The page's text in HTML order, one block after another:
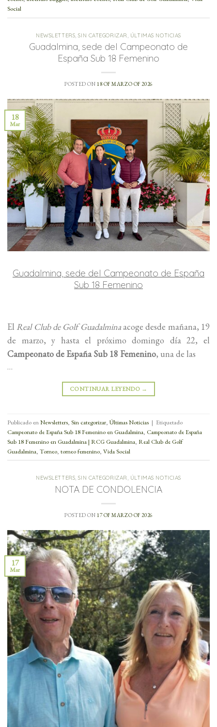
Social
NEWSLETTERS ,SIN CATEGORIZAR ÚLTIMAS NOTICIAS
Guadalmina, sede del Campeonato de
España Sub 18 Femenino
POSTED ON 18 OF MARZO OF 2026
18
Mar
Guadalmina, sede del Campeonato de España
Sub 18 Femenino
El Real Club de Golf Guadalminaacoge desde mañana, 19
de marzo, y hasta el próximo domingo día 22, el
Campeonato de España Sub 18 Femenino, una de las
…
CONTINUAR LEYENDO →
Publicado enNewsletters, Sin categorizar, Últimas Noticias | Etiquetado
Campeonato de España Sub 18 Femenino en Guadalmina, Campeonato de España
Sub 18 Femenino en Guadalmina | RCG Guadalmina, Real Club de Golf
Guadalmina, Torneo, torneo femenino, Vida Social
NEWSLETTERS,SIN CATEGORIZAR , ÚLTIMAS NOTICIAS
NOTA DE CONDOLENCIA
POSTED ON 17 OF MARZO OF 2026
17
Mar